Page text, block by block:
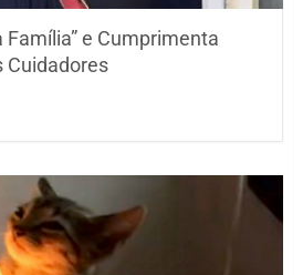
Família” e Cumprimenta
Cuidadores